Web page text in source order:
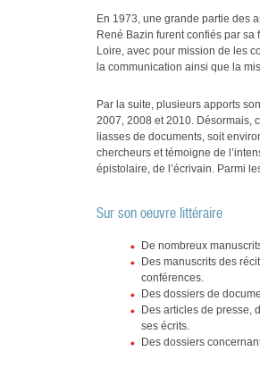
En 1973, une grande partie des
René Bazin furent confiés par
Loire, avec pour mission de les
la communication ainsi que la
Par la suite, plusieurs apports
2007, 2008 et 2010. Désormais,
liasses de documents, soit
chercheurs et témoigne de
épistolaire, de l’écrivain. Parmi
Sur son oeuvre littéraire
De nombreux
Des manuscrits des
conférences.
Des dossiers de
Des articles de presse,
ses écrits.
Des dossiers